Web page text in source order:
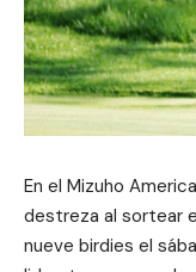
En el Mizuho
destreza al sortear
nueve birdies el